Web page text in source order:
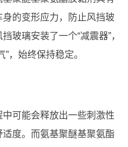
的变形应力，防止风挡玻
玻璃安装了一个“减震器”，
，始终保持稳定。
可能会释放出一些刺激性
度。而氨基聚醚基聚氨酯